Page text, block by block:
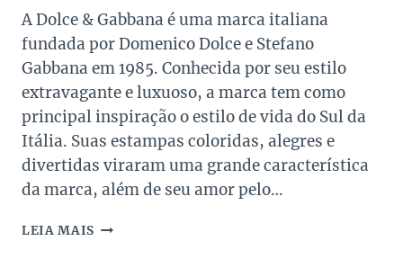
A Dolce & Gabbana é uma marca italiana
fundada por Domenico Dolce e Stefano
Gabbana em 1985. Conhecida por seu estilo
extravagante e luxuoso, a marca tem como
principal inspiração o estilo de vida do Sul da
Itália. Suas estampas coloridas, alegres e
divertidas viraram uma grande característica
da marca, além de seu amor pelo…
LEIA MAIS OS